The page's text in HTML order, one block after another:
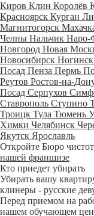
Киров Клин Королёв
Красноярск Курган
Магнитогорск
Челны Нальчик Наро-
Новгород Новая
Новосибирск Ногинск
Посад Пенза Пермь
Реутов Ростов-на-
Посад Серпухов
Ставрополь Ступино
Троицк Тула Тюмень
Химки Челябинск
Якутск Ярославль
Откройте Бюро
нашей франшизе
Кто приедет убирать
Убирать вашу
клинеры - русские
Перед приемом на
нашем обучающем